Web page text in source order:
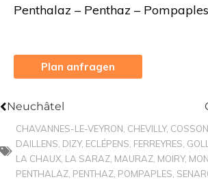
Penthalaz – Penthaz –
Plan anfragen
Zurück
Neuchâtel
CHAVANNES-LE-VEYRON, CHEVILLY,
DAILLENS, DIZY, ECLÉPENS, FERREYRES,
LA CHAUX, LA SARAZ, MAURAZ, MOIRY,
PENTHALAZ, PENTHAZ, POMPAPLES,